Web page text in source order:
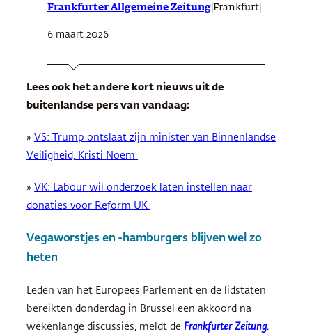
Frankfurter Allgemeine Zeitung Frankfurt
6 maart 2026
Lees ook het andere kort nieuws uit de
buitenlandse pers van vandaag:
» VS: Trump ontslaat zijn minister van Binnenlandse
Veiligheid, Kristi Noem
» VK: Labour wil onderzoek laten instellen naar
donaties voor Reform UK
Vegaworstjes en -hamburgers blijven wel zo
heten
Leden van het Europees Parlement en de lidstaten
bereikten donderdag in Brussel een akkoord na
wekenlange discussies, meldt de Frankfurter Zeitung.